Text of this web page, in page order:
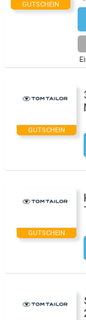
GUTSCHEIN
GUTSCHEIN
GUTSCHEIN